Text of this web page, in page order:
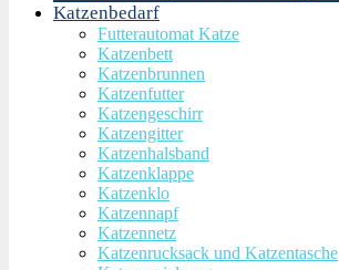
Katzenbedarf
Futterautomat Katze
Katzenbett
Katzenbrunnen
Katzenfutter
Katzengeschirr
Katzengitter
Katzenhalsband
Katzenklappe
Katzenklo
Katzennapf
Katzennetz
Katzenrucksack und Katzentasche